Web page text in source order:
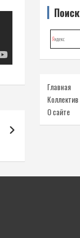
Поиск
Главная
Коллектив
О сайте